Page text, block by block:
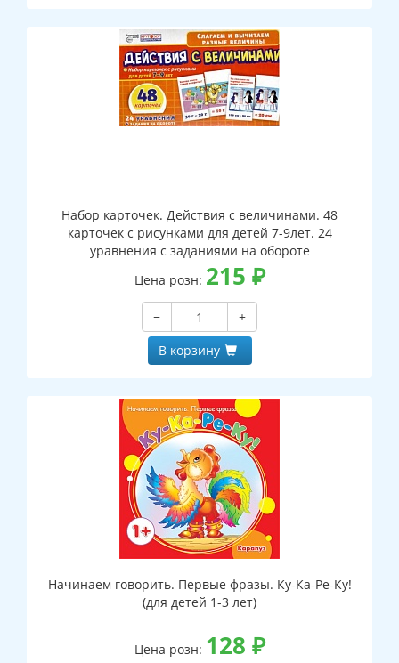
Набор карточек. Действия с величинами. 48
карточек с рисунками для детей 7-9лет. 24
уравнения с заданиями на обороте
Цена розн: 215 ₽
−
+
В корзину
Начинаем говорить. Первые фразы. Ку-Ка-Ре-Ку!
(для детей 1-3 лет)
Цена розн: 128 ₽